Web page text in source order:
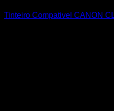
Tinteiro Compativel CANON